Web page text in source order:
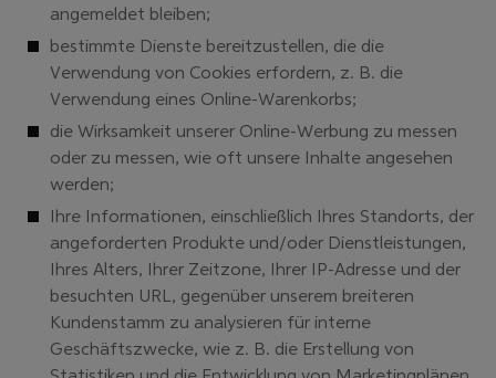
angemeldet bleiben;
bestimmte Dienste bereitzustellen, die die
Verwendung von Cookies erfordern, z. B. die
Verwendung eines Online-Warenkorbs;
die Wirksamkeit unserer Online-Werbung zu messen
oder zu messen, wie oft unsere Inhalte angesehen
werden;
Ihre Informationen, einschließlich Ihres Standorts, der
angeforderten Produkte und/oder Dienstleistungen,
Ihres Alters, Ihrer Zeitzone, Ihrer IP-Adresse und der
besuchten URL, gegenüber unserem breiteren
Kundenstamm zu analysieren für interne
Geschäftszwecke, wie z. B. die Erstellung von